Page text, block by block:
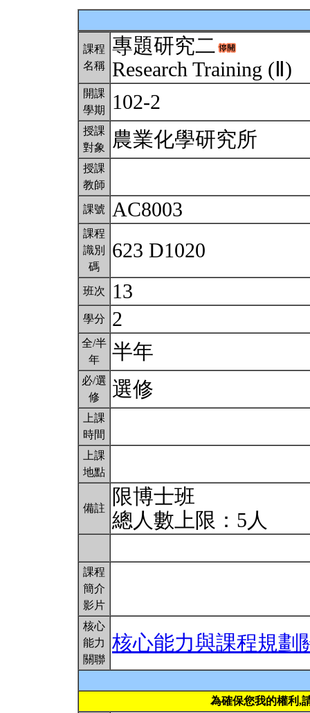
課程
名稱
專題研究二
Research Training (Ⅱ)
開課
學期
102-2
授課
對象
農業化學研究所
授課
教師
課號 AC8003
課程
識別
碼
623 D1020
班次 13
學分 2
全/半
年
半年
必/選
修
選修
上課
時間
上課
地點
備註
限博士班
總人數上限：5人
課程
簡介
影片
核心
能力
關聯
核心能力與課程規劃
為確保您我的權利,